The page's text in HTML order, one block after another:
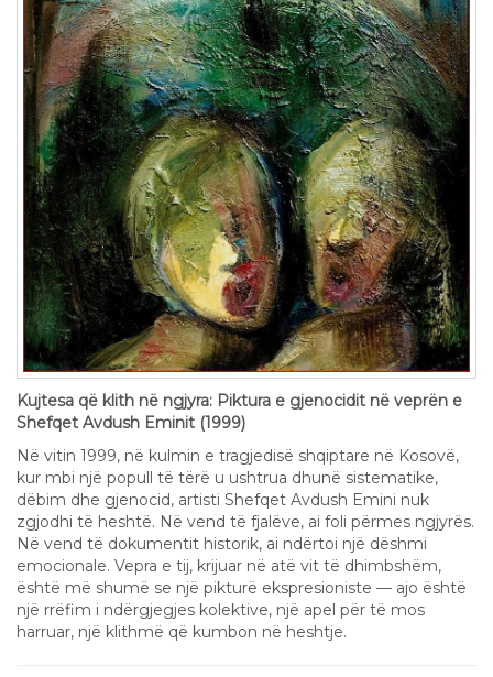
Kujtesa që klith në ngjyra: Piktura e gjenocidit në veprën e
Shefqet Avdush Eminit (1999)
Në vitin 1999, në kulmin e tragjedisë shqiptare në Kosovë,
kur mbi një popull të tërë u ushtrua dhunë sistematike,
dëbim dhe gjenocid, artisti Shefqet Avdush Emini nuk
zgjodhi të heshtë. Në vend të fjalëve, ai foli përmes ngjyrës.
Në vend të dokumentit historik, ai ndërtoi një dëshmi
emocionale. Vepra e tij, krijuar në atë vit të dhimbshëm,
është më shumë se një pikturë ekspresioniste — ajo është
një rrëfim i ndërgjegjes kolektive, një apel për të mos
harruar, një klithmë që kumbon në heshtje.